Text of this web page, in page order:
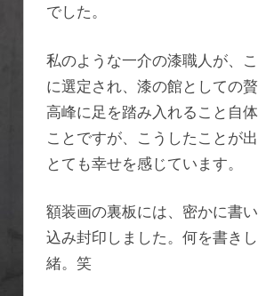
でした。
私のような一介の漆職人が、
に選定され、漆の館としての
高峰に足を踏み入れること自
ことですが、こうしたことが出
とても幸せを感じています。
額装画の裏板には、密かに書
込み封印しました。何を書き
緒。笑